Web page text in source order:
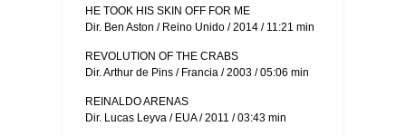
HE TOOK HIS SKIN OFF FOR ME
Dir. Ben Aston / Reino Unido / 2014 / 11:21 min
REVOLUTION OF THE CRABS
Dir. Arthur de Pins / Francia / 2003 / 05:06 min
REINALDO ARENAS
Dir. Lucas Leyva / EUA / 2011 / 03:43 min